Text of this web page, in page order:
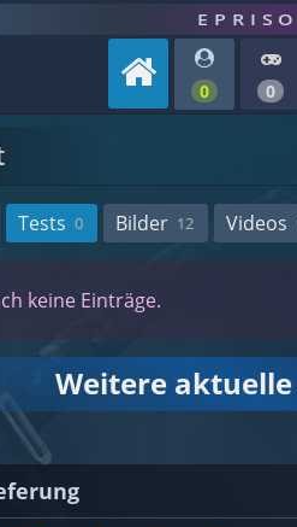
0 0
Tests 0 Bilder 12 Videos
keine Einträge.
Weitere